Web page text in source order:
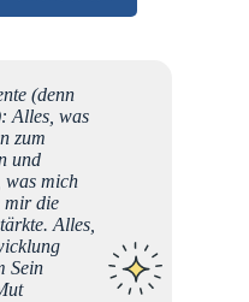
(denn
Alles, was
zum
und
was mich
mir die
Alles,
Sein